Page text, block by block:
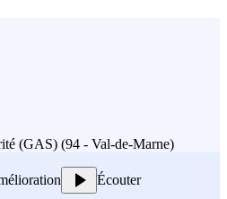
(GAS) (94 - Val-de-Marne)
Écouter